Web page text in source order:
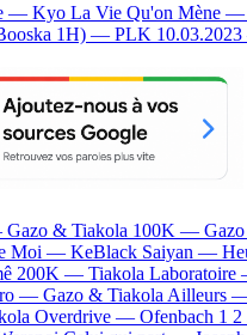
— Kyo La Vie Qu'on Mène
1H) — PLK
Gazo & Tiakola 100K — Gazo
Moi — KeBlack Saiyan —
200K — Tiakola
— Gazo & Tiakola Ailleurs
Overdrive — Ofenbach 1